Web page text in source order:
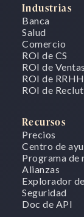
Industrias
Banca
Salud
Comercio
ROI de CS
ROI de Ventas
ROI de RRHH
ROI de
Recursos
Precios
Centro de
Programa de
Alianzas
Explorador
Seguridad
Doc de API